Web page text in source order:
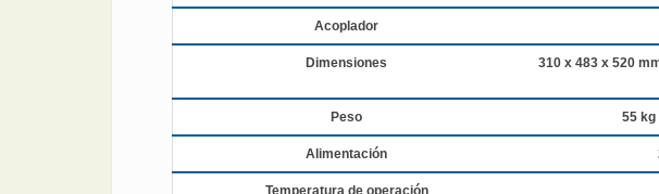
Acoplador
Dimensiones
310 x 483 x 520
Peso 55 kg
Alimentación
Temperatura de operación